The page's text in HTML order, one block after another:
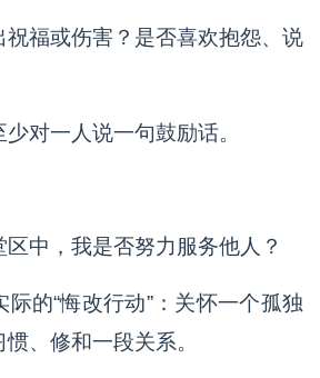
祝福或伤害？是否喜欢抱怨、说
对一人说一句鼓励话。
中，我是否努力服务他人？
的“悔改行动”：关怀一个孤独
、修和一段关系。